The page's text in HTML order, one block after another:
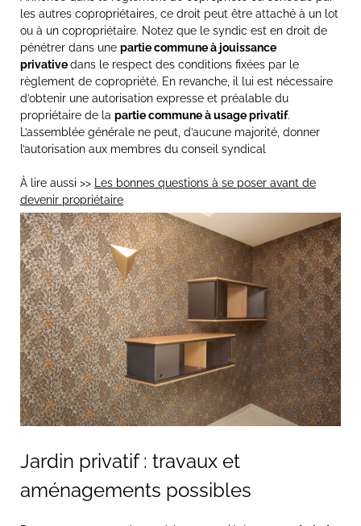
les autres copropriétaires, ce droit peut être attaché à un lot
ou à un copropriétaire. Notez que le syndic est en droit de
pénétrer dans une partie commune à jouissance
privativedans le respect des conditions fixées par le
règlement de copropriété. En revanche, il lui est nécessaire
d’obtenir une autorisation expresse et préalable du
propriétaire de la partie commune à usage privatif.
L’assemblée générale ne peut, d’aucune majorité, donner
l’autorisation aux membres du conseil syndical
À lire aussi >>
Les bonnes questions à se poser avant de
devenir propriétaire
Jardin privatif : travaux et
aménagements possibles